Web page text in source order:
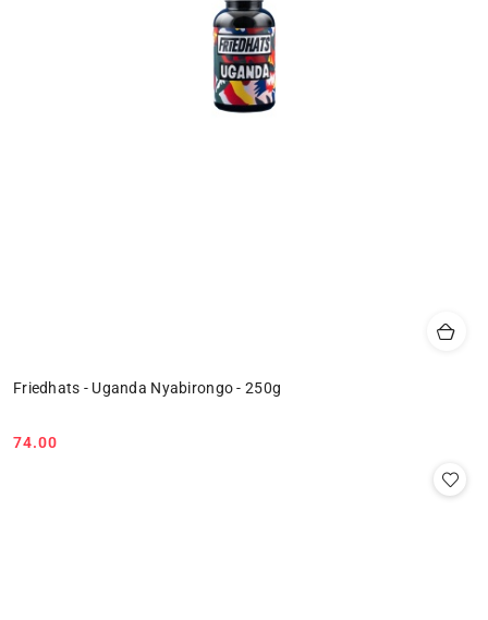
Friedhats - Uganda Nyabirongo - 250g
Cena:
74.00